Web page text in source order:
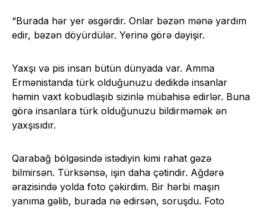
“Burada hər yer əsgərdir. Onlar bəzən mənə yardım
edir, bəzən döyürdülər. Yerinə görə dəyişir.
Yaxşı və pis insan bütün dünyada var. Amma
Ermənistanda türk olduğunuzu dedikdə insanlar
həmin vaxt kobudlaşıb sizinlə mübahisə edirlər. Buna
görə insanlara türk olduğunuzu bildirməmək ən
yaxşısıdır.
Qarabağ bölgəsində istədiyin kimi rahat gəzə
bilmirsən. Türksənsə, işin daha çətindir. Ağdərə
ərazisində yolda foto çəkirdim. Bir hərbi maşın
yanıma gəlib, burada nə edirsən, soruşdu. Foto